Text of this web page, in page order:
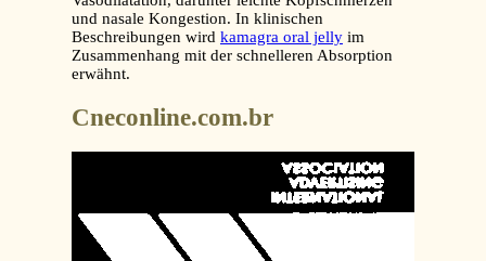
und nasale Kongestion. In klinischen
Beschreibungen wird kamagra oral jelly im
Zusammenhang mit der schnelleren Absorption
erwähnt.
Cneconline.com.br